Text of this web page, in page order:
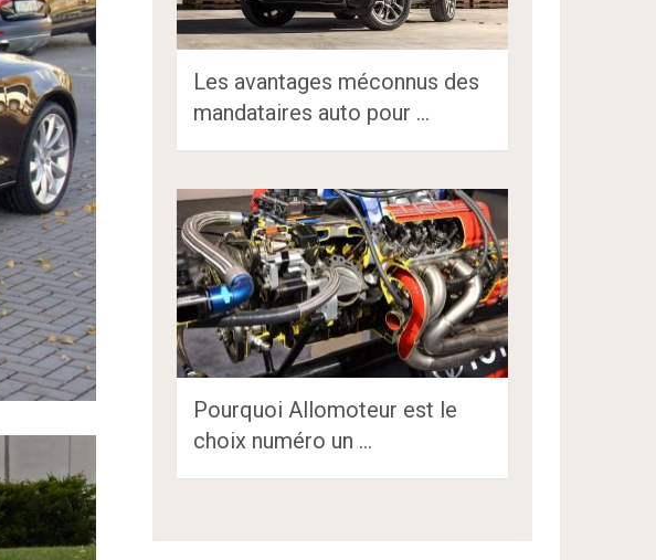
Les avantages méconnus des
mandataires auto pour …
Pourquoi Allomoteur est le
choix numéro un …